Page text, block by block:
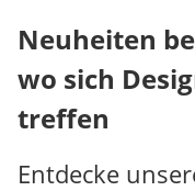
Neuheiten
wo sich
treffen
Entdecke